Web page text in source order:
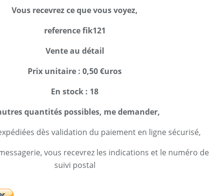
Vous recevrez ce que vous voyez,
reference fik121
Vente au détail
Prix unitaire : 0,50 €uros
En stock : 18
quantités possibles, me demander,
dès validation du paiement en ligne sécurisé,
vous recevrez les indications et le numéro de
suivi postal